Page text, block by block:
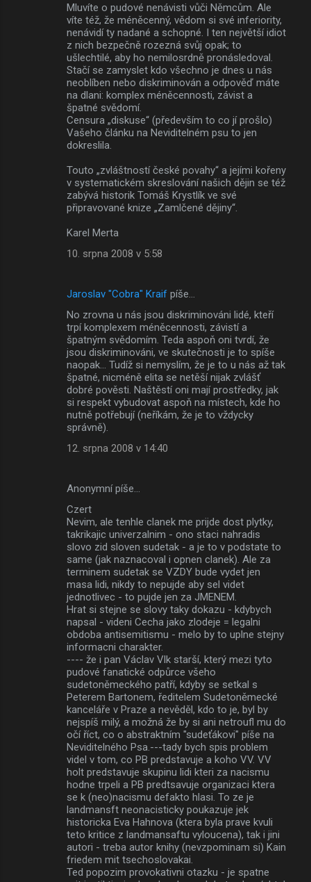
Mluvíte o pudové nenávisti vůči Němcům. Ale
víte též, že méněcenný, vědom si své inferiority,
nenávidí ty nadané a schopné. I ten největší idiot
z nich bezpečně rozezná svůj opak; to
ušlechtilé, aby ho nemilosrdně pronásledoval.
Stačí se zamyslet kdo všechno je dnes u nás
neoblíben nebo diskriminován a odpověď máte
na dlani: komplex méněcennosti, závist a
špatné svědomí.
Censura „diskuse“ (především to co jí prošlo)
Vašeho článku na Neviditelném psu to jen
dokreslila.
Touto „zvláštností české povahy“ a jejími kořeny
v systematickém skreslování našich dějin se též
zabývá historik Tomáš Krystlík ve své
připravované knize „Zamlčené dějiny“.
Karel Merta
10. srpna 2008 v 5:58
Jaroslav "Cobra" Kraif píše…
No zrovna u nás jsou diskriminováni lidé, kteří
trpí komplexem méněcennosti, závistí a
špatným svědomím. Teda aspoň oni tvrdí, že
jsou diskriminováni, ve skutečnosti je to spíše
naopak... Tudíž si nemyslím, že je to u nás až tak
špatné, nicméně elita se netěší nijak zvlášť
dobré pověsti. Naštěstí oni mají prostředky, jak
si respekt vybudovat aspoň na místech, kde ho
nutně potřebují (neříkám, že je to vždycky
správně).
12. srpna 2008 v 14:40
Anonymní píše…
Czert
Nevim, ale tenhle clanek me prijde dost plytky,
takrikajic univerzalnim - ono staci nahradis
slovo zid sloven sudetak - a je to v podstate to
same (jak naznacoval i opnen clanek). Ale za
terminem sudetak se VZDY bude vydet jen
masa lidi, nikdy to nepujde aby sel videt
jednotlivec - to pujde jen za JMENEM.
Hrat si stejne se slovy taky dokazu - kdybych
napsal - videni Cecha jako zlodeje = legalni
obdoba antisemitismu - melo by to uplne stejny
informacni charakter.
---- že i pan Václav Vlk starší, který mezi tyto
pudové fanatické odpůrce všeho
sudetoněmeckého patří, kdyby se setkal s
Peterem Bartonem, ředitelem Sudetoněmecké
kanceláře v Praze a nevěděl, kdo to je, byl by
nejspíš milý, a možná že by si ani netroufl mu do
očí říct, co o abstraktním "sudeťákovi" píše na
Neviditelného Psa.---tady bych spis problem
videl v tom, co PB predstavuje a koho VV. VV
holt predstavuje skupinu lidi kteri za nacismu
hodne trpeli a PB predtsavuje organizaci ktera
se k (neo)nacismu defakto hlasi. To ze je
landmansft neonacisticky poukazuje jek
historicka Eva Hahnova (ktera byla prave kvuli
teto kritice z landmansaftu vyloucena), tak i jini
autori - treba autor knihy (nevzpominam si) Kain
friedem mit tsechoslovakai.
Ted popozim provokativni otazku - je spatne